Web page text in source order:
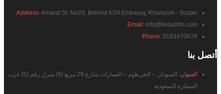
Address:Amarat St. No29, Behind KSA Embassy, Khartoum - Sudan
Email: info@beladifm.com
Phone: 0183470678
أتصل بنا
العنوان:
السودان – الخرطوم – العمارات شارع 29 مربع (9) منزل رقم (5) غرب
السفارة السعودية